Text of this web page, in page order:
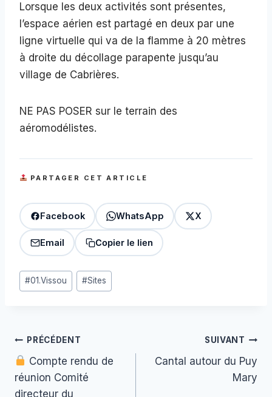
Lorsque les deux activités sont présentes,
l’espace aérien est partagé en deux par une
ligne virtuelle qui va de la flamme à 20 mètres
à droite du décollage parapente jusqu’au
village de Cabrières.
NE PAS POSER sur le terrain des
aéromodélistes.
PARTAGER CET ARTICLE
Facebook WhatsApp X
Email Copier le lien
Étiquettes
de
#01.Vissou #Sites
Navigation
de
PRÉCÉDENT
Compte rendu de
réunion Comité
directeur du
SUIVANT
Cantal autour du Puy
Mary